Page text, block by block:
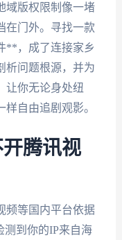
域版权限制像一堵
在门外。寻找一款
**，成了连接家乡
析问题根源，并为
让你无论身处纽
自由追剧观影。
腾讯视
频等国内平台依据
测到你的IP来自海